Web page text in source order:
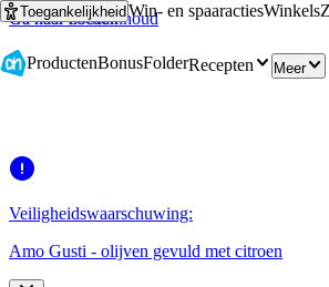
Ga naar hoofdinhoud
Ga naar zoeken
ToegankelijkheidWin- en spaaractiesWinkels
ProductenBonusFolderRecepten Meer
Veiligheidswaarschuwing:
Amo Gusti - olijven gevuld met citroen